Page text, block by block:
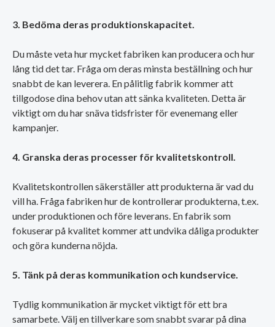
3. Bedöma deras produktionskapacitet.
Du måste veta hur mycket fabriken kan producera och hur
lång tid det tar. Fråga om deras minsta beställning och hur
snabbt de kan leverera. En pålitlig fabrik kommer att
tillgodose dina behov utan att sänka kvaliteten. Detta är
viktigt om du har snäva tidsfrister för evenemang eller
kampanjer.
4. Granska deras processer för kvalitetskontroll.
Kvalitetskontrollen säkerställer att produkterna är vad du
vill ha. Fråga fabriken hur de kontrollerar produkterna, t.ex.
under produktionen och före leverans. En fabrik som
fokuserar på kvalitet kommer att undvika dåliga produkter
och göra kunderna nöjda.
5. Tänk på deras kommunikation och kundservice.
Tydlig kommunikation är mycket viktigt för ett bra
samarbete. Välj en tillverkare som snabbt svarar på dina